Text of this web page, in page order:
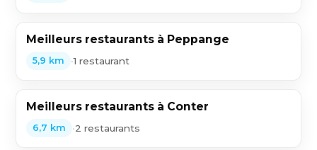
Meilleurs restaurants à Peppange
5,9 km •1 restaurant
Meilleurs restaurants à Conter
6,7 km •2 restaurants